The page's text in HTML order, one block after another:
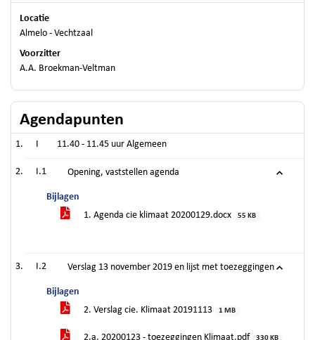
Locatie
Almelo - Vechtzaal
Voorzitter
A.A. Broekman-Veltman
Agendapunten
I 11.40 - 11.45 uur Algemeen
I.1 Opening, vaststellen agenda
Bijlagen
1. Agenda cie klimaat 20200129.docx
55 KB
I.2 Verslag 13 november 2019 en lijst met toezeggingen
Bijlagen
2. Verslag cie. Klimaat 20191113
1 MB
2.a. 20200123 - toezeggingen Klimaat.pdf 330 KB